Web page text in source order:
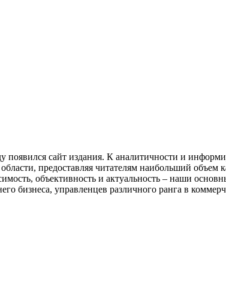
сайт издания. К аналитичности и
предоставляя читателям наибольший
объективность и актуальность – наши
бизнеса, управленцев различного ранга в